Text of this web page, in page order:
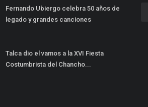
Fernando Ubiergo celebra 50 años de
legado y grandes canciones
Talca dio el vamos a la XVI Fiesta
Costumbrista del Chancho...